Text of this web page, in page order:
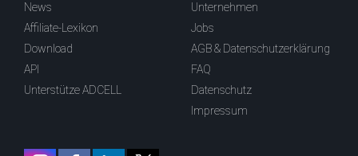
News
Affiliate-Lexikon
Download
API
Unterstütze ADCELL
Unternehmen
Jobs
AGB & Datenschutzerklärung
FAQ
Datenschutz
Impressum